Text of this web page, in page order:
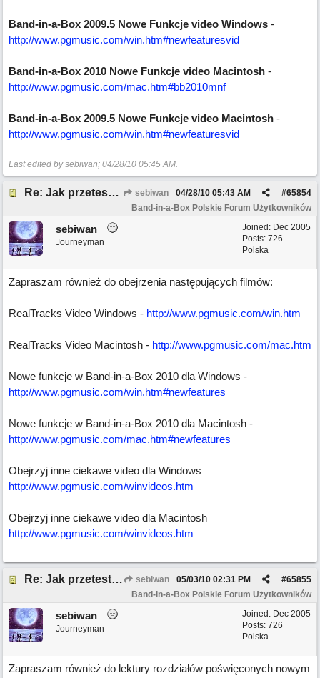
Band-in-a-Box 2009.5 Nowe Funkcje video Windows -
http://www.pgmusic.com/win.htm#newfeaturesvid
Band-in-a-Box 2010 Nowe Funkcje video Macintosh -
http://www.pgmusic.com/mac.htm#bb2010mnf
Band-in-a-Box 2009.5 Nowe Funkcje video Macintosh -
http://www.pgmusic.com/win.htm#newfeaturesvid
Last edited by sebiwan; 04/28/10 05:45 AM.
Re: Jak przetestować Band-in-a-box? sebiwan #65854
04/28/10 05:43 AM
Band-in-a-Box Polskie Forum Użytkowników
Joined: Dec 2005
Posts: 726
Polska
sebiwan
Journeyman
Zapraszam również do obejrzenia następujących filmów:
RealTracks Video Windows - http://www.pgmusic.com/win.htm
RealTracks Video Macintosh - http://www.pgmusic.com/mac.htm
Nowe funkcje w Band-in-a-Box 2010 dla Windows -
http://www.pgmusic.com/win.htm#newfeatures
Nowe funkcje w Band-in-a-Box 2010 dla Macintosh -
http://www.pgmusic.com/mac.htm#newfeatures
Obejrzyj inne ciekawe video dla Windows
http://www.pgmusic.com/winvideos.htm
Obejrzyj inne ciekawe video dla Macintosh
http://www.pgmusic.com/winvideos.htm
Re: Jak przetestować Band-in-a-box? sebiwan #65855
05/03/10 02:31 PM
Band-in-a-Box Polskie Forum Użytkowników
Joined: Dec 2005
Posts: 726
Polska
sebiwan
Journeyman
Zapraszam również do lektury rozdziałów poświęconych nowym